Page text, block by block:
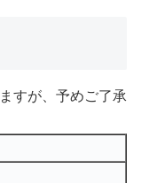
すが、予めご了承